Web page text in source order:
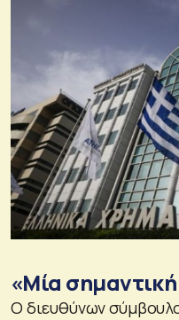
«Μία
Ο διευθύνων